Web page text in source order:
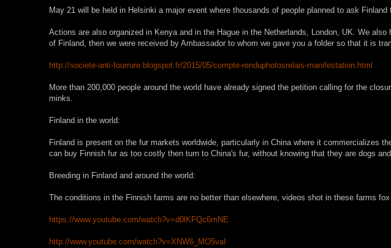
May 21 will be held in Helsinki a major event where thousands of people planned to ask
Actions are also organized in Kenya and in the Hague in the Netherlands, London, UK. We also
of Finland, then we were received by Ambassador to whom we gave you a folder so that it is
http://societe-anti-fourrure.blogspot.fr/2015/05/compte-renduphotosrelais-manifestation.html
More than 200,000 people around the world have already signed the petition calling for the
minks.
Finland in the world:
Finland is present on the fur markets worldwide, particularly in China where it commercializes
can buy Finnish fur as too costly then turn to China's fur, without knowing that they are dogs
Breeding in Finland and around the world:
The conditions in the Finnish farms are no better than elsewhere, videos shot in these farms
https://www.youtube.com/watch?v=d0lKFQc6mNE
http://www.youtube.com/watch?v=XNW6_MO5vaI